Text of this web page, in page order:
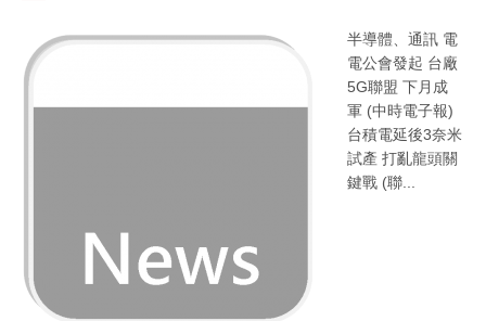
半導體、通訊 電
電公會發起 台廠
5G聯盟 下月成
軍 (中時電子報)
台積電延後3奈米
試產 打亂龍頭關
鍵戰 (聯...